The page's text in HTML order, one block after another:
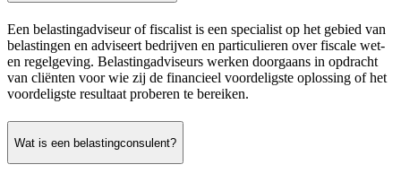
Een belastingadviseur of fiscalist is een specialist op het gebied van
belastingen en adviseert bedrijven en particulieren over fiscale wet-
en regelgeving. Belastingadviseurs werken doorgaans in opdracht
van cliënten voor wie zij de financieel voordeligste oplossing of het
voordeligste resultaat proberen te bereiken.
Wat is een belastingconsulent?